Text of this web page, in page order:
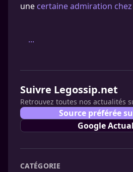
une certaine admiration
...
Suivre Legossip.net
Retrouvez toutes nos actualités
Source préférée
Google
CATÉGORIE